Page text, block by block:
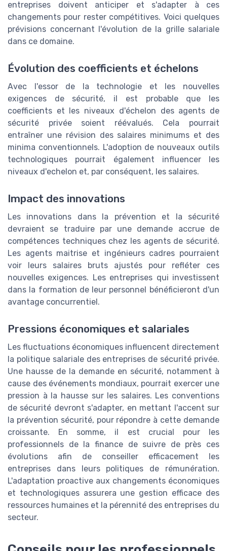
entreprises doivent anticiper et s'adapter à ces
changements pour rester compétitives. Voici quelques
prévisions concernant l'évolution de la grille salariale
dans ce domaine.
Évolution des coefficients et échelons
Avec l'essor de la technologie et les nouvelles
exigences de sécurité, il est probable que les
coefficients et les niveaux d'échelon des agents de
sécurité privée soient réévalués. Cela pourrait
entraîner une révision des salaires minimums et des
minima conventionnels. L'adoption de nouveaux outils
technologiques pourrait également influencer les
niveaux d'echelon et, par conséquent, les salaires.
Impact des innovations
Les innovations dans la prévention et la sécurité
devraient se traduire par une demande accrue de
compétences techniques chez les agents de sécurité.
Les agents maitrise et ingénieurs cadres pourraient
voir leurs salaires bruts ajustés pour refléter ces
nouvelles exigences. Les entreprises qui investissent
dans la formation de leur personnel bénéficieront d'un
avantage concurrentiel.
Pressions économiques et salariales
Les fluctuations économiques influencent directement
la politique salariale des entreprises de sécurité privée.
Une hausse de la demande en sécurité, notamment à
cause des événements mondiaux, pourrait exercer une
pression à la hausse sur les salaires. Les conventions
de sécurité devront s'adapter, en mettant l'accent sur
la prévention sécurité, pour répondre à cette demande
croissante. En somme, il est crucial pour les
professionnels de la finance de suivre de près ces
évolutions afin de conseiller efficacement les
entreprises dans leurs politiques de rémunération.
L'adaptation proactive aux changements économiques
et technologiques assurera une gestion efficace des
ressources humaines et la pérennité des entreprises du
secteur.